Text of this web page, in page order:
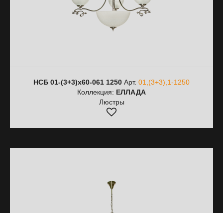
НСБ 01-(3+3)х60-061 1250 Арт. 01,(3+3),1-1250
Коллекция: ЕЛЛАДА
Люстры